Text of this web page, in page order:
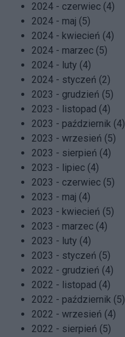
2024 - czerwiec (4)
2024 - maj (5)
2024 - kwiecień (4)
2024 - marzec (5)
2024 - luty (4)
2024 - styczeń (2)
2023 - grudzień (5)
2023 - listopad (4)
2023 - październik (4)
2023 - wrzesień (5)
2023 - sierpień (4)
2023 - lipiec (4)
2023 - czerwiec (5)
2023 - maj (4)
2023 - kwiecień (5)
2023 - marzec (4)
2023 - luty (4)
2023 - styczeń (5)
2022 - grudzień (4)
2022 - listopad (4)
2022 - październik (5)
2022 - wrzesień (4)
2022 - sierpień (5)